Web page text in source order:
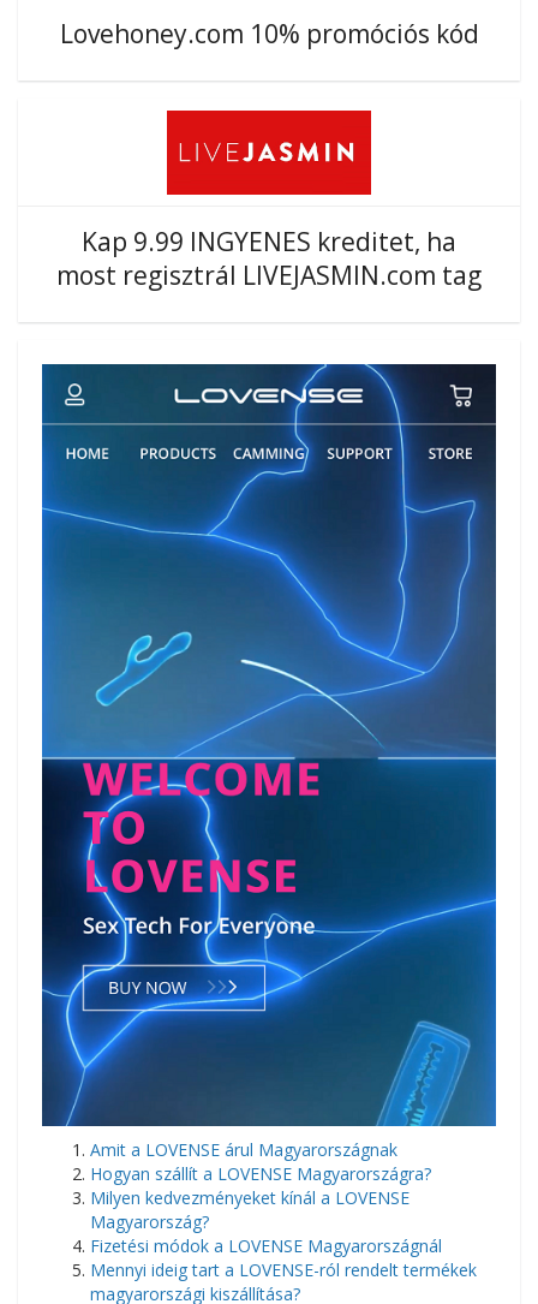
Lovehoney.com 10% promóciós kód
Kap 9.99 INGYENES kreditet, ha
most regisztrál LIVEJASMIN.com tag
Amit a LOVENSE árul Magyarországnak
Hogyan szállít a LOVENSE Magyarországra?
Milyen kedvezményeket kínál a LOVENSE
Magyarország?
Fizetési módok a LOVENSE Magyarországnál
Mennyi ideig tart a LOVENSE-ról rendelt termékek
magyarországi kiszállítása?